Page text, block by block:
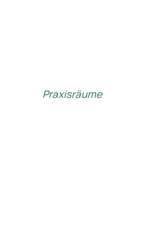
Praxisräume